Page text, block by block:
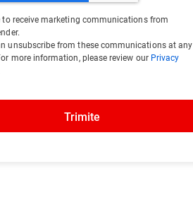
to receive marketing communications from
unsubscribe from these communications at any
more information, please review our Privacy
Trimite